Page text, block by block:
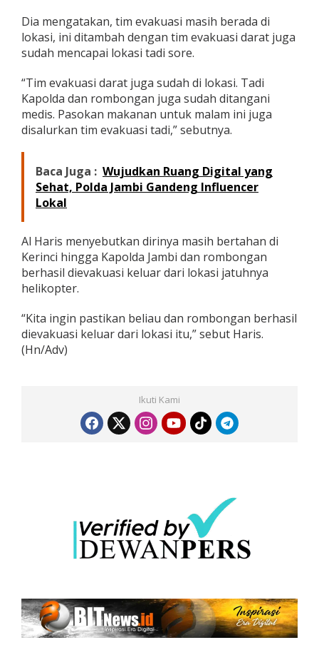
a
n
D
l
a
n
j
u
a
n
B
k
Dia mengatakan, tim evakuasi masih berada di
lokasi, ini ditambah dengan tim evakuasi darat juga
sudah mencapai lokasi tadi sore.
“Tim evakuasi darat juga sudah di lokasi. Tadi
Kapolda dan rombongan juga sudah ditangani
medis. Pasokan makanan untuk malam ini juga
disalurkan tim evakuasi tadi,” sebutnya.
Baca Juga : Wujudkan Ruang Digital yang
Sehat, Polda Jambi Gandeng Influencer
Lokal
Al Haris menyebutkan dirinya masih bertahan di
Kerinci hingga Kapolda Jambi dan rombongan
berhasil dievakuasi keluar dari lokasi jatuhnya
helikopter.
“Kita ingin pastikan beliau dan rombongan berhasil
dievakuasi keluar dari lokasi itu,” sebut Haris.
(Hn/Adv)
Ikuti Kami